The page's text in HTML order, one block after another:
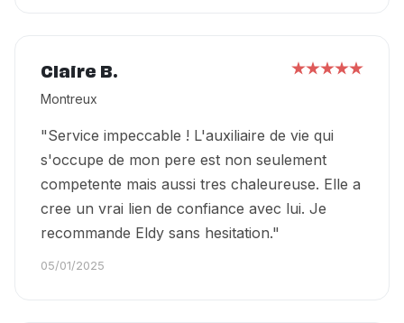
Claire B.
Montreux
"Service impeccable ! L'auxiliaire de vie qui
s'occupe de mon pere est non seulement
competente mais aussi tres chaleureuse. Elle a
cree un vrai lien de confiance avec lui. Je
recommande Eldy sans hesitation."
05/01/2025